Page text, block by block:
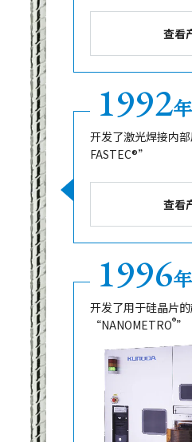
查看
1992年
开发了激光焊接内
FASTEC®”
查看
1996年
开发了用于硅晶片
“NANOMETRO®”